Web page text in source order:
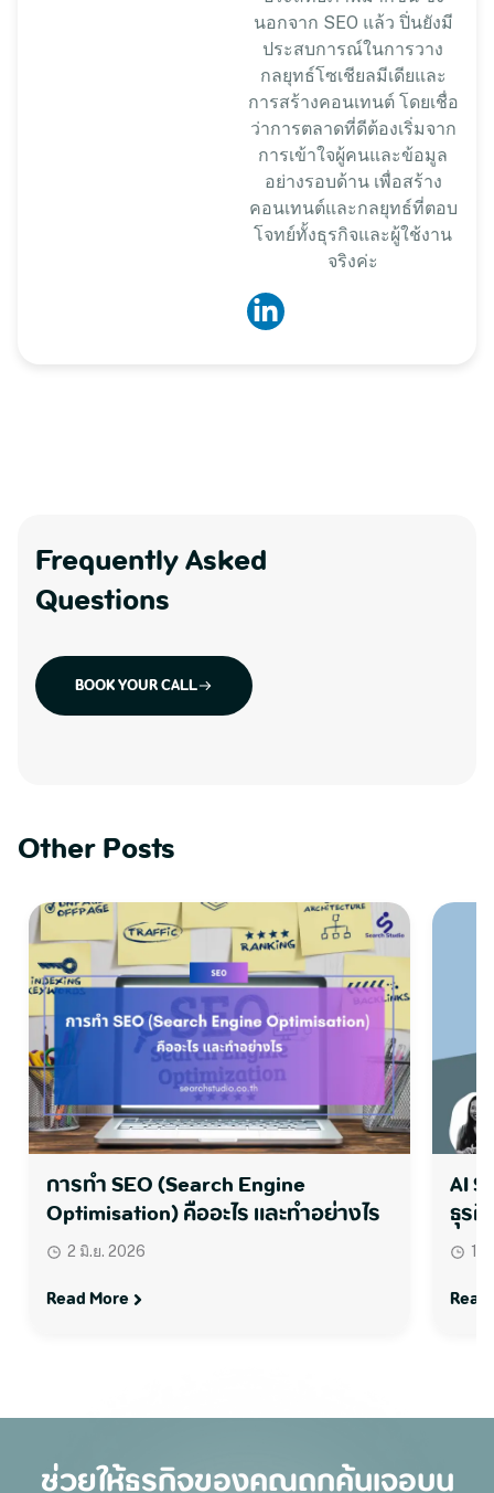
นอกจาก SEO แล้ว ปิ่นยังมี
ประสบการณ์ในการวาง
กลยุทธ์โซเชียลมีเดียและ
การสร้างคอนเทนต์ โดยเชื่อ
ว่าการตลาดที่ดีต้องเริ่มจาก
การเข้าใจผู้คนและข้อมูล
อย่างรอบด้าน เพื่อสร้าง
คอนเทนต์และกลยุทธ์ที่ตอบ
โจทย์ทั้งธุรกิจและผู้ใช้งาน
จริงค่ะ
Frequently Asked
Questions
BOOK YOUR CALL
Other Posts
การทำ SEO (Search Engine
Optimisation) คืออะไร และทำอย่างไร
2 มิ.ย. 2026
Read More
AI
ธุร
1